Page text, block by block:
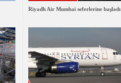
Riyadh Air Mumbai seferlerine başladı